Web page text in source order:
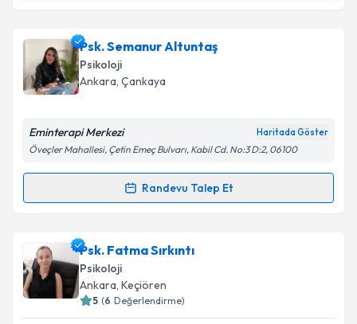
Psk. Hava Uzuneriçin randevu takvimi talebi
oluşturun. Size bu uzmandan randevu almanız için bir
takvim hazırlandığında e-posta ile bilgilendireceğiz.
Kişisel verilerimin işlenmesine ilişkin
Metni'ni okudum ve kişisel verilerimin belirtilen
Takvim Talebini Gönder
Psk. Semanur Altuntaş
Psikoloji
Ankara, Çankaya
Eminterapi Merkezi Haritada Göster
Öveçler Mahallesi, Çetin Emeç Bulvarı, Kabil Cd. No:3 D:2, 06100
Randevu Talep Et
Randevu Takvimi Talebi
Psk. Semanur Altuntaşiçin randevu takvimi talebi
oluşturun. Size bu uzmandan randevu almanız için bir
takvim hazırlandığında e-posta ile bilgilendireceğiz.
Psk. Fatma Sırkıntı
Psikoloji
Ankara, Keçiören
5 (6 Değerlendirme)